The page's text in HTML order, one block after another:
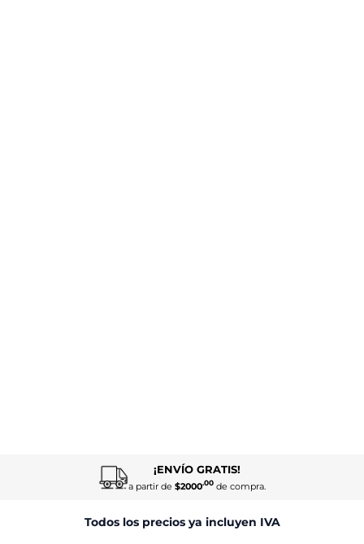
¡ENVÍO GRATIS!
a partir de $2000.00de compra.
Todos los precios ya incluyen IVA